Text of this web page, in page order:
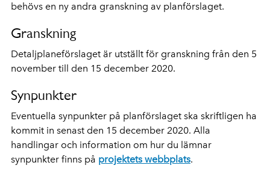
behövs en ny andra granskning av planförslaget.
Granskning
Detaljplaneförslaget är utställt för granskning från den 5
november till den 15 december 2020.
Synpunkter
Eventuella synpunkter på planförslaget ska skriftligen ha
kommit in senast den 15 december 2020. Alla
handlingar och information om hur du lämnar
synpunkter finns på projektets webbplats.